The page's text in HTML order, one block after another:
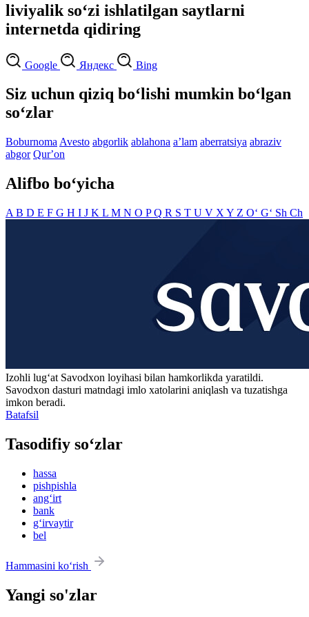
liviyalik so‘zi ishlatilgan saytlarni
internetda qidiring
Google Яндекс Bing
Siz uchun qiziq bo‘lishi mumkin bo‘lgan
so‘zlar
Boburnoma Avesto abgorlik ablahona aʼlam aberratsiya abraziv
abgor Qurʼon
Alifbo bo‘yicha
A B D E F G H I J K L M N O PQ R S T U V X Y Z O‘ G‘ Sh Ch
Izohli lugʻat Savodxon loyihasi bilan hamkorlikda yaratildi.
Savodxon dasturi matndagi imlo xatolarini aniqlash va tuzatishga
imkon beradi.
Batafsil
Tasodifiy so‘zlar
hassa
pishpishla
ang‘irt
bank
g‘irvaytir
bel
Hammasini ko‘rish
Yangi so'zlar